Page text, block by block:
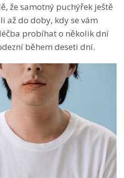
že samotný puchýřek ještě
až do doby, kdy se vám
probíhat o několik dní
během deseti dní.